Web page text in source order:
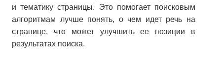
и тематику страницы. Это помогает поисковым
алгоритмам лучше понять, о чем идет речь на
странице, что может улучшить ее позиции в
результатах поиска.